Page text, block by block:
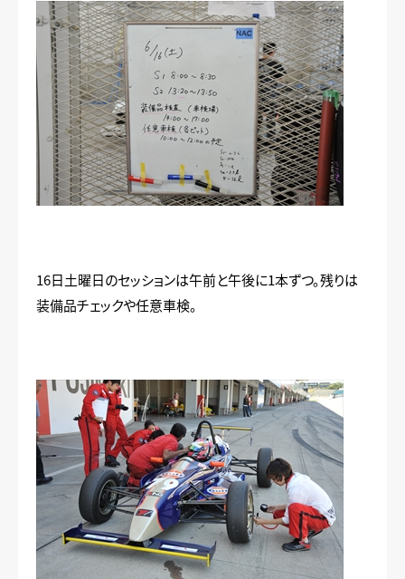
16日土曜日のセッションは午前と午後に1本ずつ。残りは
装備品チェックや任意車検。